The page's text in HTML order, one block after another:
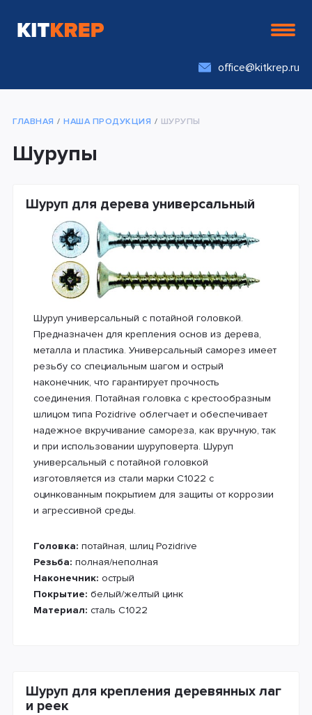
office@kitkrep.ru
ГЛАВНАЯ НАША ПРОДУКЦИЯ ШУРУПЫ
Шурупы
Шуруп для дерева универсальный
Шуруп универсальный с потайной головкой.
Предназначен для крепления основ из дерева,
металла и пластика. Универсальный саморез имеет
резьбу со специальным шагом и острый
наконечник, что гарантирует прочность
соединения. Потайная головка с крестообразным
шлицом типа Pozidrive облегчает и обеспечивает
надежное вкручивание самореза, как вручную, так
и при использовании шуруповерта. Шуруп
универсальный с потайной головкой
изготовляется из стали марки С1022 с
оцинкованным покрытием для защиты от коррозии
и агрессивной среды.
Головка:потайная, шлиц Pozidrive
Резьба:полная/неполная
Наконечник:острый
Покрытие:белый/желтый цинк
Материал:сталь С1022
Шуруп для крепления деревянных лаг
и реек